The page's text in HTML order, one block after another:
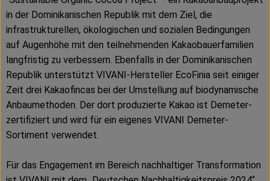
in der Dominikanischen Republik mit dem Ziel, die
infrastrukturellen, ökologischen und sozialen Bedingungen
auf Augenhöhe mit den teilnehmenden Kakaobauerfamilien
langfristig zu verbessern. Ebenfalls in der Dominikanischen
Republik unterstützt VIVANI-Hersteller EcoFinia seit einiger
Zeit drei Kakaofincas bei der Umstellung auf biodynamische
Anbaumethoden. Der dort produzierte Kakao ist Demeter-
zertifiziert und wird für ein eigenes VIVANI Demeter-
Sortiment verwendet.
Für das Engagement im Bereich nachhaltiger Transformation